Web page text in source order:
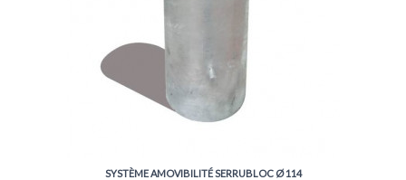
SYSTÈME AMOVIBILITÉ SERRUBLOC Ø 114